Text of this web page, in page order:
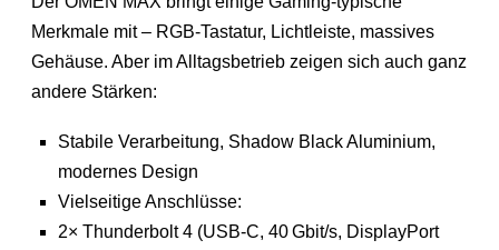
Merkmale mit – RGB-Tastatur, Lichtleiste, massives
Gehäuse. Aber im Alltagsbetrieb zeigen sich auch ganz
andere Stärken:
Stabile Verarbeitung, Shadow Black Aluminium,
modernes Design
Vielseitige Anschlüsse:
2× Thunderbolt 4 (USB-C, 40 Gbit/s, DisplayPort